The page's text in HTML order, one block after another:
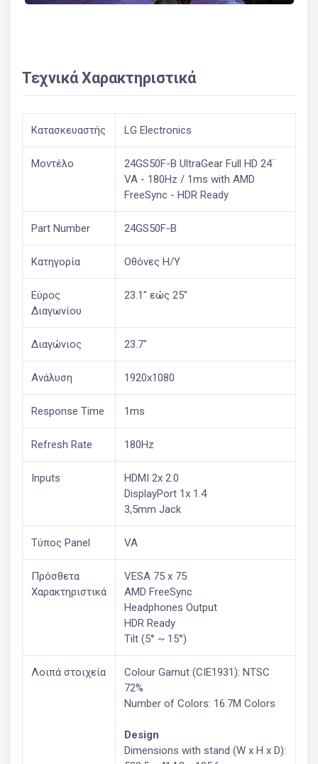
Τεχνικά Χαρακτηριστικά
Κατασκευαστής LG Electronics
Μοντέλο
24GS50F-B UltraGear Full HD 24¨
VA - 180Hz / 1ms with AMD
FreeSync - HDR Ready
Part Number 24GS50F-B
Κατηγορία Οθόνες Η/Υ
Εύρος
Διαγωνίου
23.1" εώς 25"
Διαγώνιος 23.7"
Ανάλυση 1920x1080
Response Time 1ms
Refresh Rate 180Hz
Inputs
HDMI 2x 2.0
DisplayPort 1x 1.4
3,5mm Jack
Τύπος Panel VA
Πρόσθετα
Χαρακτηριστικά
VESA 75 x 75
AMD FreeSync
Headphones Output
HDR Ready
Tilt (5° ~ 15°)
Λοιπά στοιχεία
Colour Gamut (CIE1931): NTSC
72%
Number of Colors: 16.7M Colors
Design
Dimensions with stand (W x H x D):